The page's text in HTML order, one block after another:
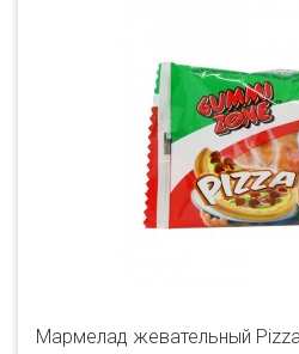
Мармелад жевательный